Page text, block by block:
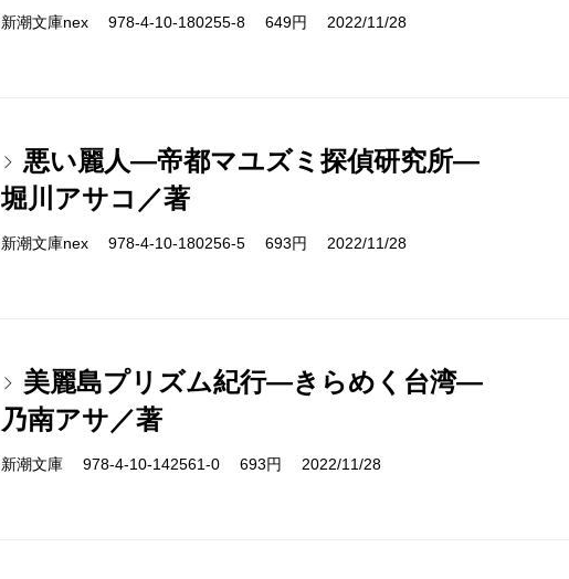
新潮文庫nex 978-4-10-180255-8 649円 2022/11/28
悪い麗人―帝都マユズミ探偵研究所―
堀川アサコ／著
新潮文庫nex 978-4-10-180256-5 693円 2022/11/28
美麗島プリズム紀行―きらめく台湾―
乃南アサ／著
新潮文庫 978-4-10-142561-0 693円 2022/11/28